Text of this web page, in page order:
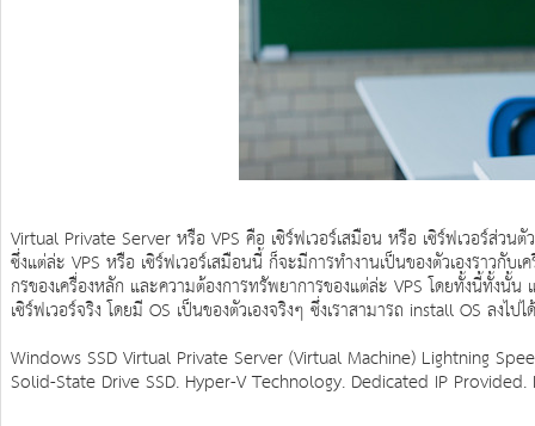
Virtual Private Server หรือ VPS คือ เซิร์ฟเวอร์เสมือน หรือ เซิร์ฟเวอร์ส่วน
ซึ่งแต่ล่ะ VPS หรือ เซิร์ฟเวอร์เสมือนนี้ ก็จะมีการทำงานเป็นของตัวเองราวกั
กรของเครื่องหลัก และความต้องการทรัพยาการของแต่ล่ะ VPS โดยทั้งนี้ทั้ง
เซิร์ฟเวอร์จริง โดยมี OS เป็นของตัวเองจริงๆ ซึ่งเราสามารถ install OS ล
Windows SSD Virtual Private Server (Virtual Machine) Lightning
Solid-State Drive SSD. Hyper-V Technology. Dedicated IP Provided.